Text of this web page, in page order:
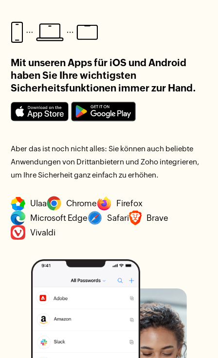
Mit unseren Apps für iOS und Android
haben Sie Ihre wichtigsten
Sicherheitsfunktionen immer zur Hand.
Aber das ist noch nicht alles: Sie können auch beliebte
Anwendungen von Drittanbietern und Zoho integrieren,
um Ihre Sicherheit ganz einfach zu erhöhen.
Ulaa Chrome
Firefox
Microsoft Edge
Safari
Brave
Vivaldi